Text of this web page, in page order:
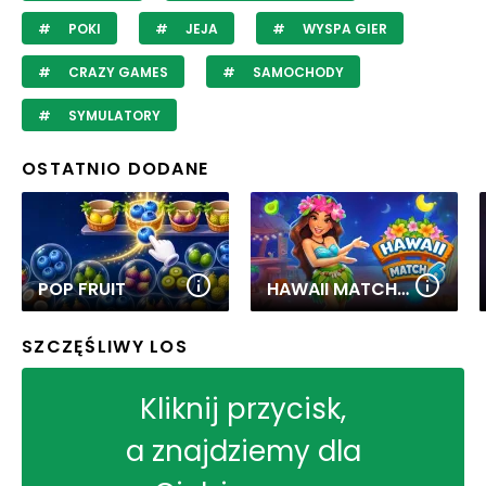
POKI JEJA WYSPA GIER
CRAZY GAMES SAMOCHODY
SYMULATORY
OSTATNIO DODANE
POP FRUIT HAWAII MATCH 6
SZCZĘŚLIWY LOS
Kliknij przycisk,
a znajdziemy dla